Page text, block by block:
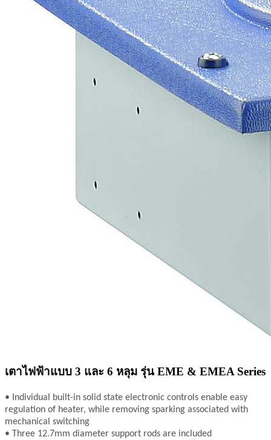
เตาไฟฟ้าแบบ 3 และ 6 หลุม รุ่น EME & EMEA Series
• Individual built-in solid state electronic controls enable easy
regulation of heater, while removing sparking associated with
mechanical switching
• Three 12.7mm diameter support rods are included